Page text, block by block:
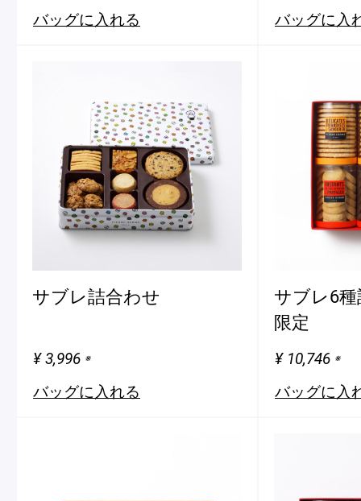
バッグに入れる バッグに入
サブレ詰合わせ
¥ 3,996 ※
バッグに入れる
サブレ6
限定
¥ 10,746 ※
バッグに入